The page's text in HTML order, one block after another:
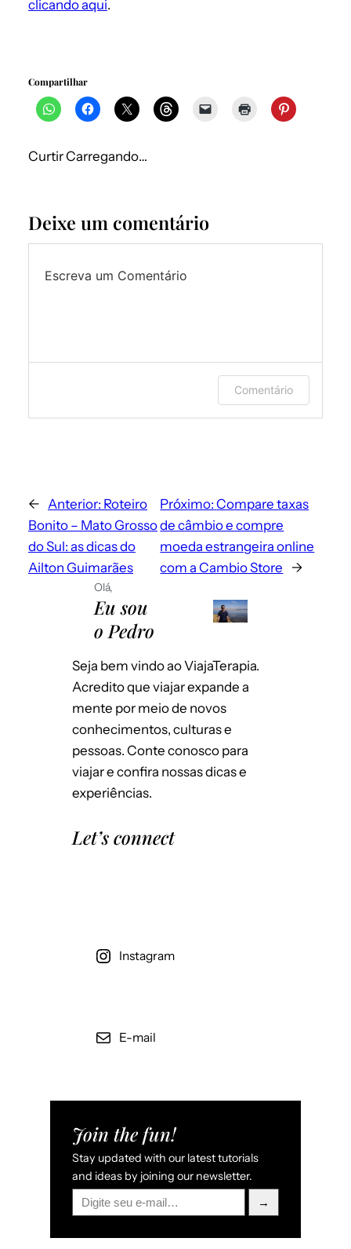
clicando aqui.
Compartilhar
CurtirCarregando…
Deixe um comentário
Escreva um Comentário
Faça login ou forneça seu nome e e-
mail para deixar um comentário.
Envie-me e-mails sobre novos posts.
Instantaneamente
Por dia
Por semana
Emails para novos comentários
Salvar meus dados neste navegador
para a próxima vez que eu comentar.
Comentário
← Anterior: Roteiro
Bonito – Mato Grosso
do Sul: as dicas do
Ailton Guimarães
Próximo: Compare taxas
de câmbio e compre
moeda estrangeira online
com a Cambio Store
→
Olá,
Eu sou
o Pedro
Seja bem vindo ao ViajaTerapia.
Acredito que viajar expande a
mente por meio de novos
conhecimentos, culturas e
pessoas. Conte conosco para
viajar e confira nossas dicas e
experiências.
Let’s connect
Instagram
E-mail
Join the fun!
Stay updated with our latest tutorials
and ideas by joining our newsletter.
→